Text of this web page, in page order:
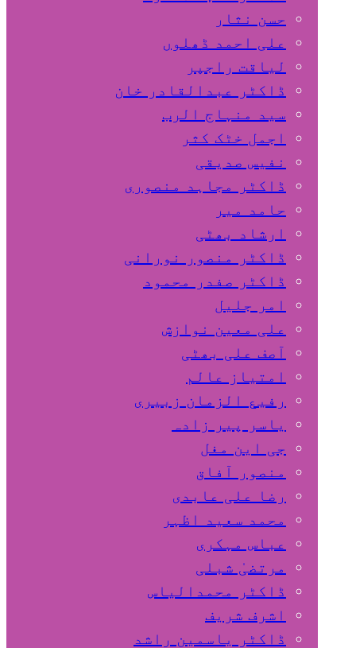
حسن نثار
علی احمد ڈھلوں
لیاقت راجپر
ڈاکٹر عبدالقادر خان
سید منہاج الرب
اجمل خٹک کثر
نفیس صدیقی
ڈاکٹر مجاہد منصوری
حامد میر
ارشاد بھٹی
ڈاکٹر منصور نورانی
ڈاکٹر صفدر محمود
امر جلیل
علی معین نوازش
آصف علی بھٹی
امتیاز عالم
رفیع الزمان زبیری
یاسر پیر زادہ
جی این مغل
منصور آفاق
رضا علی عابدی
محمد سعید اظہر
عباس مہکری
مرتضیٰ شبلی
ڈاکٹر محمدالیاس
اشرف شریف
ڈاکٹر یاسمین راشد